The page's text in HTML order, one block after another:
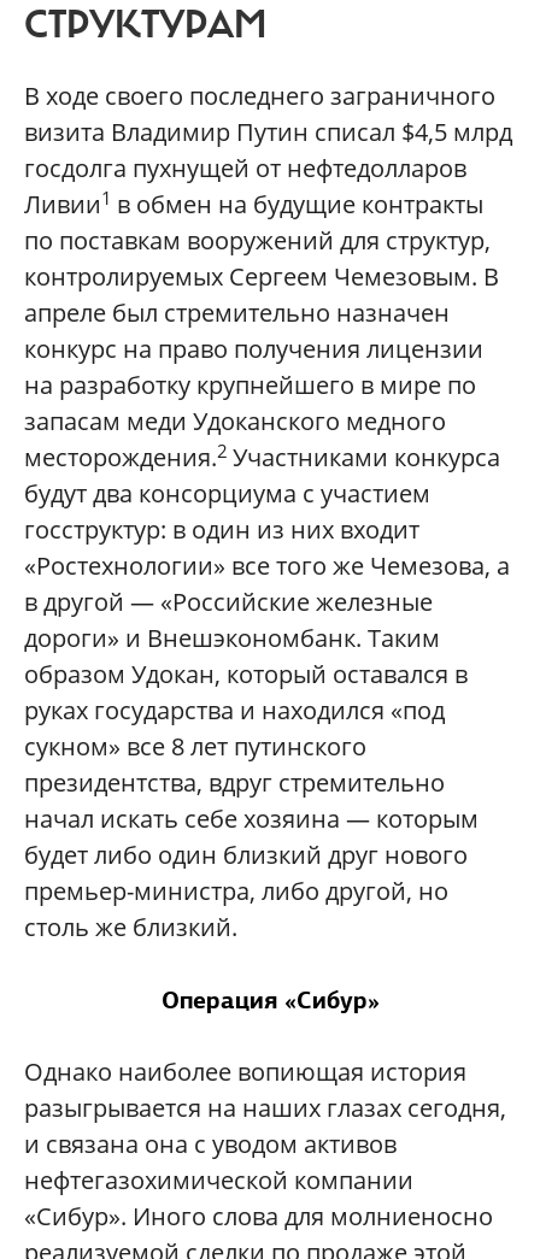
СТРУКТУРАМ
В ходе своего последнего заграничного
визита Владимир Путин списал $4,5 млрд
госдолга пухнущей от нефтедолларов
Ливии1 в обмен на будущие контракты
по поставкам вооружений для структур,
контролируемых Сергеем Чемезовым. В
апреле был стремительно назначен
конкурс на право получения лицензии
на разработку крупнейшего в мире по
запасам меди Удоканского медного
месторождения.2 Участниками конкурса
будут два консорциума с участием
госструктур: в один из них входит
«Ростехнологии» все того же Чемезова, а
в другой — «Российские железные
дороги» и Внешэкономбанк. Таким
образом Удокан, который оставался в
руках государства и находился «под
сукном» все 8 лет путинского
президентства, вдруг стремительно
начал искать себе хозяина — которым
будет либо один близкий друг нового
премьер-министра, либо другой, но
столь же близкий.
Операция «Сибур»
Однако наиболее вопиющая история
разыгрывается на наших глазах сегодня,
и связана она с уводом активов
нефтегазохимической компании
«Сибур». Иного слова для молниеносно